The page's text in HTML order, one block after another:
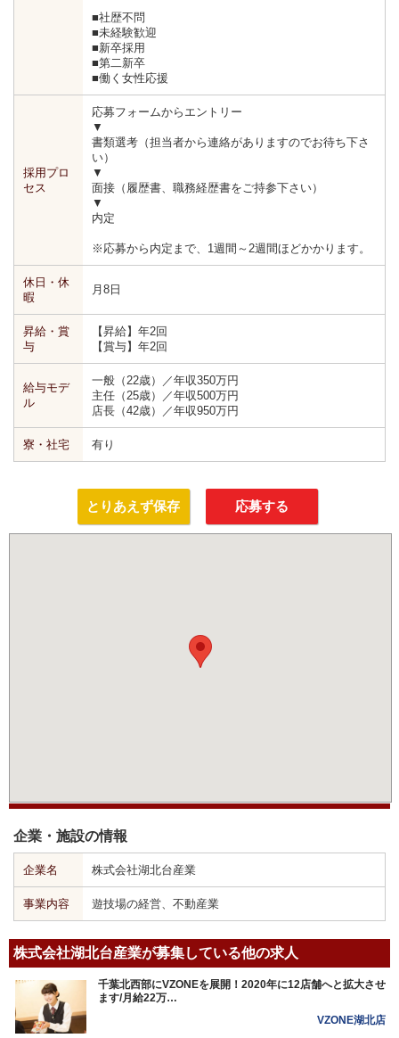
■社歴不問
■未経験歓迎
■新卒採用
■第二新卒
■働く女性応援
採用プロ
セス
応募フォームからエントリー
▼
書類選考（担当者から連絡がありますのでお待ち下さ
い）
▼
面接（履歴書、職務経歴書をご持参下さい）
▼
内定
※応募から内定まで、1週間～2週間ほどかかります。
休日・休
暇
月8日
昇給・賞
与
【昇給】年2回
【賞与】年2回
給与モデ
ル
一般（22歳）／年収350万円
主任（25歳）／年収500万円
店長（42歳）／年収950万円
寮・社宅 有り
とりあえず保存 応募する
企業・施設の情報
企業名 株式会社湖北台産業
事業内容 遊技場の経営、不動産業
株式会社湖北台産業が募集している他の求人
千葉北西部にVZONEを展開！2020年に12店舗へと拡大させ
ます/月給22万…
VZONE湖北店